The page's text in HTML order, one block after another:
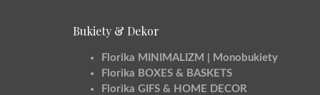
Bukiety & Dekor
Florika MINIMALIZM | Monobukiety
Florika BOXES & BASKETS
Florika GIFS & HOME DECOR